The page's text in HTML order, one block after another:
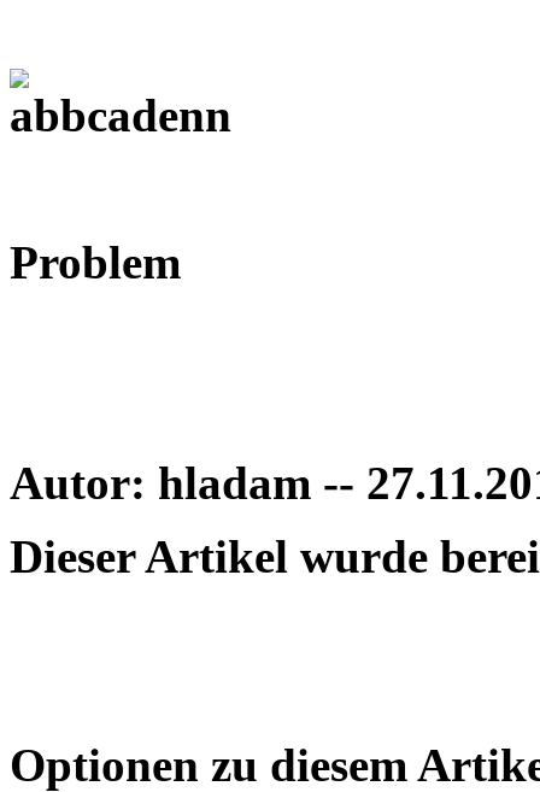
Problem
Autor: hladam --
Dieser Artikel wurde
Optionen zu diesem